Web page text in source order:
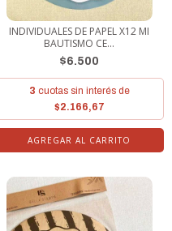
INDIVIDUALES DE PAPEL X12 MI
BAUTISMO CE...
$6.500
3 cuotas sin interés de
$2.166,67